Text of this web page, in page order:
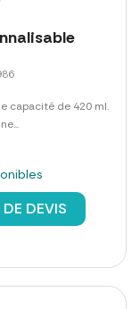
capacité de 420 ml.
DEVIS